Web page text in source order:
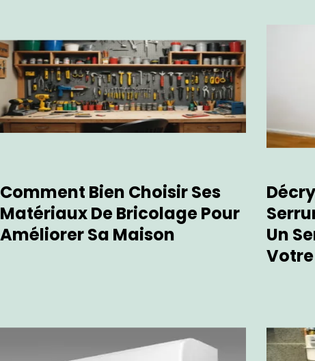
Comment Bien Choisir Ses
Matériaux De Bricolage Pour
Améliorer Sa Maison
Un